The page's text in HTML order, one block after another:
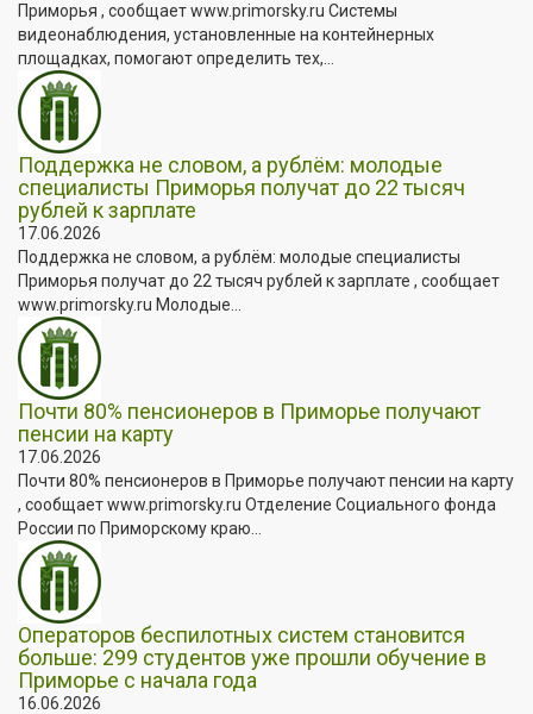
Приморья , сообщает www.primorsky.ru Системы
видеонаблюдения, установленные на контейнерных
площадках, помогают определить тех,...
Поддержка не словом, а рублём: молодые
специалисты Приморья получат до 22 тысяч
рублей к зарплате
17.06.2026
Поддержка не словом, а рублём: молодые специалисты
Приморья получат до 22 тысяч рублей к зарплате , сообщает
www.primorsky.ru Молодые...
Почти 80% пенсионеров в Приморье получают
пенсии на карту
17.06.2026
Почти 80% пенсионеров в Приморье получают пенсии на карту
, сообщает www.primorsky.ru Отделение Социального фонда
России по Приморскому краю...
Операторов беспилотных систем становится
больше: 299 студентов уже прошли обучение в
Приморье с начала года
16.06.2026